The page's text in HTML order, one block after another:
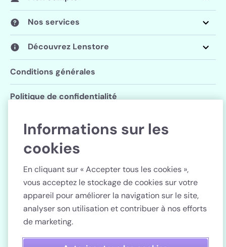
Nos services
Découvrez Lenstore
Conditions générales
Politique de confidentialité
Paramètres des cookies
Suivez Lenstore
Pays
Informations sur les
cookies
En cliquant sur « Accepter tous les cookies »,
vous acceptez le stockage de cookies sur votre
appareil pour améliorer la navigation sur le site,
analyser son utilisation et contribuer à nos efforts
de marketing.